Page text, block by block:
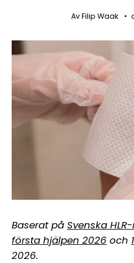
Av Filip Waak
Baserat på Svenska
första hjälpen 2026 och
2026.